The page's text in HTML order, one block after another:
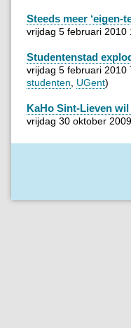
Steeds meer ‘eigen-
vrijdag 5 februari 2010
Studentenstad
vrijdag 5 februari 2010
studenten
UGent)
KaHo Sint-Lieven
vrijdag 30 oktober